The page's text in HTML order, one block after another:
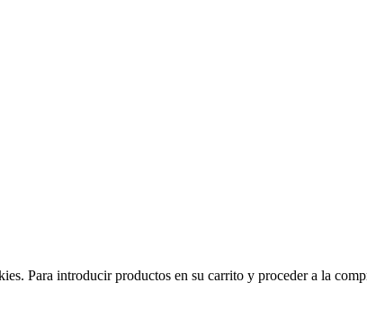
Para introducir productos en su carrito y proceder a la